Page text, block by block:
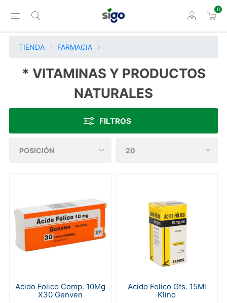
0
TIENDA FARMACIA
* VITAMINAS Y PRODUCTOS
NATURALES
FILTROS
Ácido Folico Comp. 10Mg
X30 Genven
Ácido Folico Gts. 15Ml
Klino